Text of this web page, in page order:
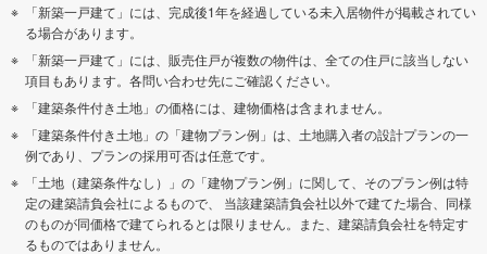
「新築一戸建て」には、完成後1年を経過している未入居物件が掲載されてい
る場合があります。
「新築一戸建て」には、販売住戸が複数の物件は、全ての住戸に該当しない
項目もあります。各問い合わせ先にご確認ください。
「建築条件付き土地」の価格には、建物価格は含まれません。
「建築条件付き土地」の「建物プラン例」は、土地購入者の設計プランの一
例であり、プランの採用可否は任意です。
「土地（建築条件なし）」の「建物プラン例」に関して、そのプラン例は特
定の建築請負会社によるもので、 当該建築請負会社以外で建てた場合、同様
のものが同価格で建てられるとは限りません。また、建築請負会社を特定す
るものではありません。